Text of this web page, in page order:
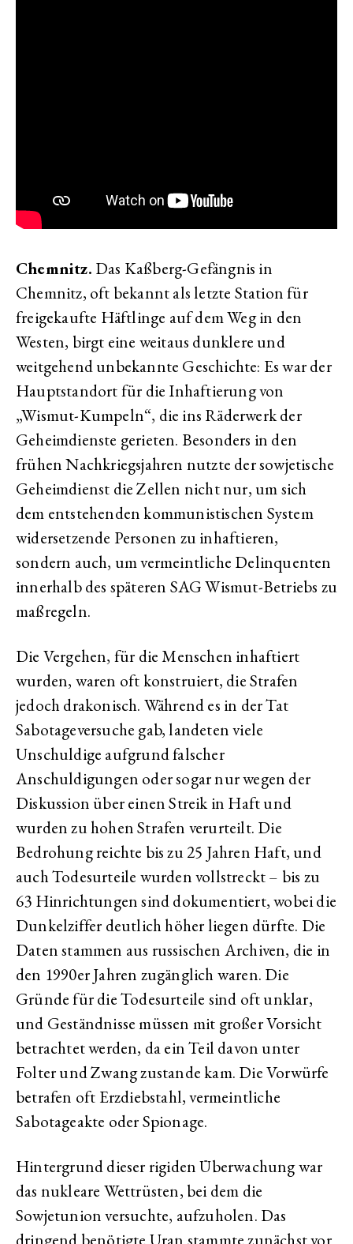
Chemnitz. Das Kaßberg-Gefängnis in
Chemnitz, oft bekannt als letzte Station für
freigekaufte Häftlinge auf dem Weg in den
Westen, birgt eine weitaus dunklere und
weitgehend unbekannte Geschichte: Es war der
Hauptstandort für die Inhaftierung von
„Wismut-Kumpeln“, die ins Räderwerk der
Geheimdienste gerieten. Besonders in den
frühen Nachkriegsjahren nutzte der sowjetische
Geheimdienst die Zellen nicht nur, um sich
dem entstehenden kommunistischen System
widersetzende Personen zu inhaftieren,
sondern auch, um vermeintliche Delinquenten
innerhalb des späteren SAG Wismut-Betriebs zu
maßregeln.
Die Vergehen, für die Menschen inhaftiert
wurden, waren oft konstruiert, die Strafen
jedoch drakonisch. Während es in der Tat
Sabotageversuche gab, landeten viele
Unschuldige aufgrund falscher
Anschuldigungen oder sogar nur wegen der
Diskussion über einen Streik in Haft und
wurden zu hohen Strafen verurteilt. Die
Bedrohung reichte bis zu 25 Jahren Haft, und
auch Todesurteile wurden vollstreckt – bis zu
63 Hinrichtungen sind dokumentiert, wobei die
Dunkelziffer deutlich höher liegen dürfte. Die
Daten stammen aus russischen Archiven, die in
den 1990er Jahren zugänglich waren. Die
Gründe für die Todesurteile sind oft unklar,
und Geständnisse müssen mit großer Vorsicht
betrachtet werden, da ein Teil davon unter
Folter und Zwang zustande kam. Die Vorwürfe
betrafen oft Erzdiebstahl, vermeintliche
Sabotageakte oder Spionage.
Hintergrund dieser rigiden Überwachung war
das nukleare Wettrüsten, bei dem die
Sowjetunion versuchte, aufzuholen. Das
dringend benötigte Uran stammte zunächst vor